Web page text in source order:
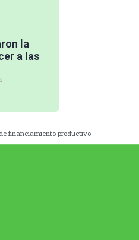
la
a las
financiamiento productivo